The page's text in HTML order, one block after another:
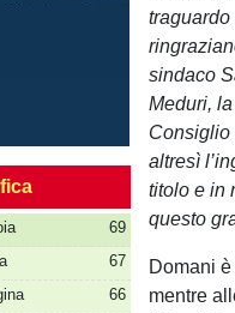
69
67
66
traguardo
sindaco
Meduri,
Consiglio
altresì
titolo e in
questo
Domani
mentre